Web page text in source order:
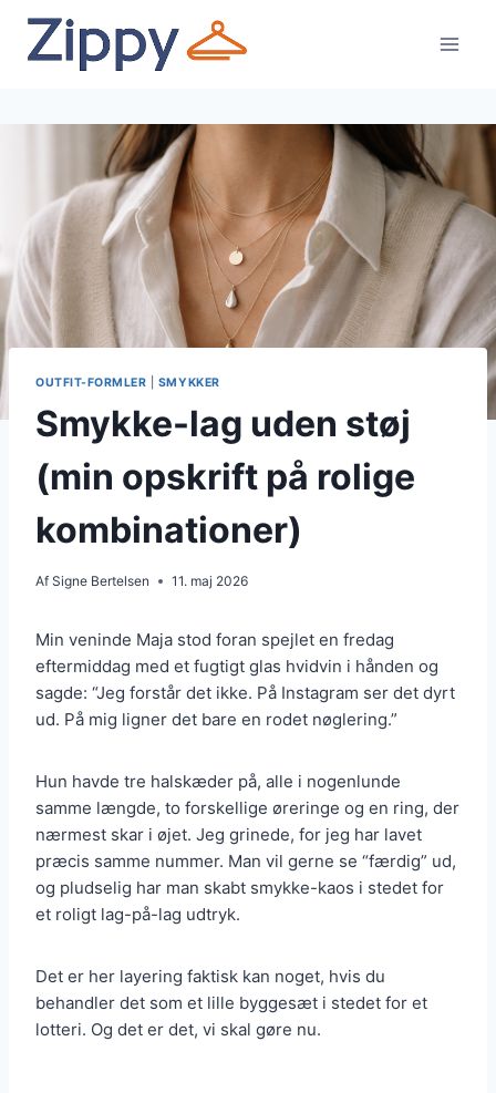
indhold
OUTFIT-FORMLER SMYKKER
Smykke-lag uden støj
(min opskrift på rolige
kombinationer)
Af Signe Bertelsen 11. maj 2026
Min veninde Maja stod foran spejlet en fredag
eftermiddag med et fugtigt glas hvidvin i hånden og
sagde: “Jeg forstår det ikke. På Instagram ser det dyrt
ud. På mig ligner det bare en rodet nøglering.”
Hun havde tre halskæder på, alle i nogenlunde
samme længde, to forskellige øreringe og en ring, der
nærmest skar i øjet. Jeg grinede, for jeg har lavet
præcis samme nummer. Man vil gerne se “færdig” ud,
og pludselig har man skabt smykke-kaos i stedet for
et roligt lag-på-lag udtryk.
Det er her layering faktisk kan noget, hvis du
behandler det som et lille byggesæt i stedet for et
lotteri. Og det er det, vi skal gøre nu.